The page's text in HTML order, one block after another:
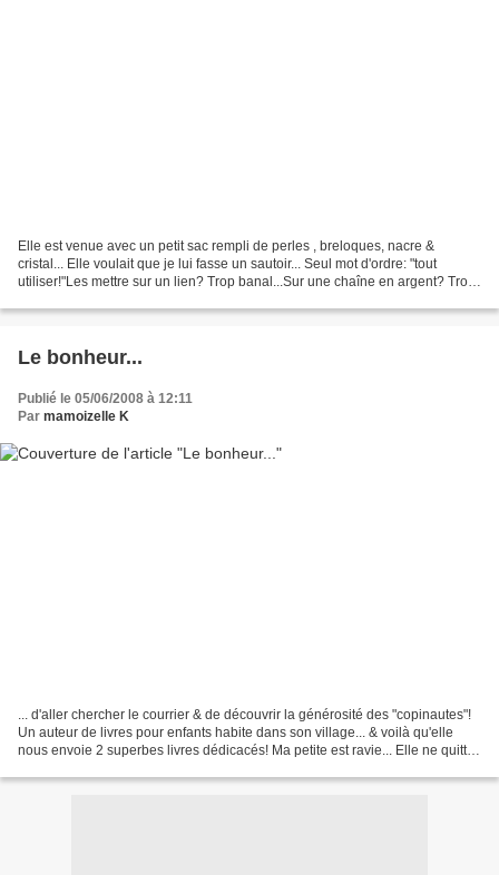
Elle est venue avec un petit sac rempli de perles , breloques, nacre &
cristal... Elle voulait que je lui fasse un sautoir... Seul mot d'ordre: "tout
utiliser!"Les mettre sur un lien? Trop banal...Sur une chaîne en argent? Trop
Le bonheur...
Publié le 05/06/2008 à 12:11
Par mamoizelle K
... d'aller chercher le courrier & de découvrir la générosité des "copinautes"!
Un auteur de livres pour enfants habite dans son village... & voilà qu'elle
nous envoie 2 superbes livres dédicacés! Ma petite est ravie... Elle ne quitte